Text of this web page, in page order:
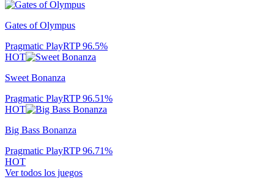
Gates of Olympus
Pragmatic PlayRTP96.5%
HOT
Sweet Bonanza
Pragmatic PlayRTP96.51%
HOT
Big Bass Bonanza
Pragmatic PlayRTP96.71%
HOT
Ver todos los juegos